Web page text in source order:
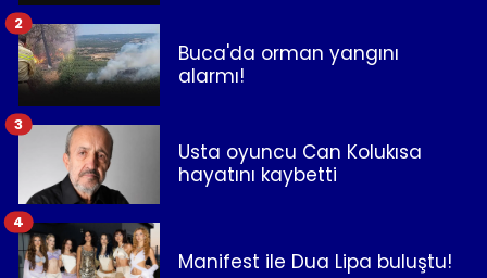
Buca'da orman yangını
alarmı!
2
Usta oyuncu Can Kolukısa
hayatını kaybetti
3
Manifest ile Dua Lipa buluştu!
4